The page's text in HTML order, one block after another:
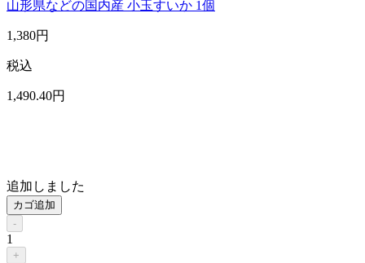
山形県などの国内産 小玉すいか 1個
1,380円
税込
1,490.40円
追加しました
カゴ追加
-
1
+